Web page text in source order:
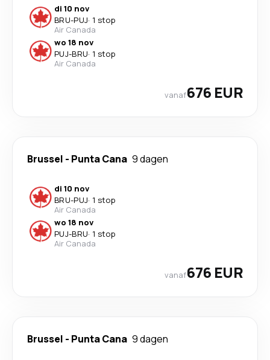
di 10 nov
BRU-PUJ· 1 stop
Air Canada
wo 18 nov
PUJ-BRU· 1 stop
Air Canada
vanaf676 EUR
Brussel - Punta Cana 9 dagen
di 10 nov
BRU-PUJ· 1 stop
Air Canada
wo 18 nov
PUJ-BRU· 1 stop
Air Canada
vanaf676 EUR
Brussel - Punta Cana 9 dagen